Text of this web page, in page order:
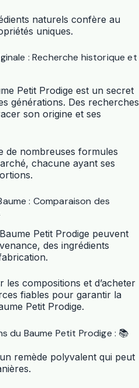
naturels confère au
uniques.
: Recherche historique et
Petit Prodige est un secret
générations. Des recherches
son origine et ses
de nombreuses formules
chacune ayant ses
: Comparaison des
Petit Prodige peuvent
des ingrédients
compositions et d’acheter
fiables pour garantir la
Petit Prodige.
du Baume Petit Prodige : 📚
remède polyvalent qui peut